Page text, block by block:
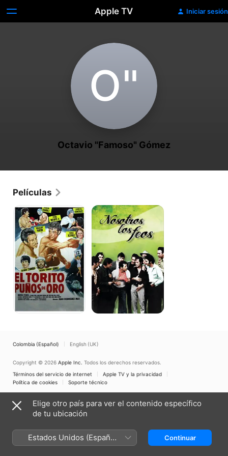
Apple TV Iniciar sesión
O‌"
Octavio "Famoso" Gómez
Películas
El
torito
puños
de
oro
Nosotros
los
feos
Colombia (Español) English (UK)
Copyright © 2026 Apple Inc. Todos los derechos reservados.
Términos del servicio de internet
Apple TV y la privacidad
Política de cookies
Soporte técnico
Elige otro país para ver el contenido específico
de tu ubicación
Estados Unidos (Español
México)
Continuar